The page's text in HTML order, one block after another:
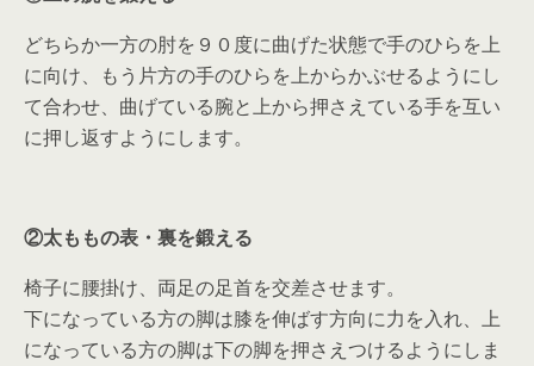
どちらか一方の肘を９０度に曲げた状態で手のひらを上
に向け、もう片方の手のひらを上からかぶせるようにし
て合わせ、曲げている腕と上から押さえている手を互い
に押し返すようにします。
②太ももの表・裏を鍛える
椅子に腰掛け、両足の足首を交差させます。
下になっている方の脚は膝を伸ばす方向に力を入れ、上
になっている方の脚は下の脚を押さえつけるようにしま